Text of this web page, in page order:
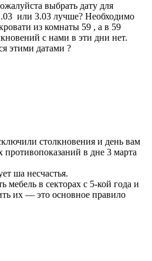
выбрать дату для
или 3.03 лучше? Необходимо
из комнаты 59 , а в 59
с нами в эти дни нет.
этими датами ?
столкновения и день вам
в дне 3 марта
ша несчастья.
мебель в секторах с 5-кой года и
их — это основное правило